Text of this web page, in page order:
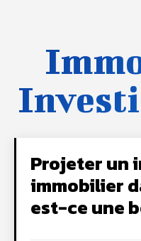
Projeter un
immobilier
est-ce une